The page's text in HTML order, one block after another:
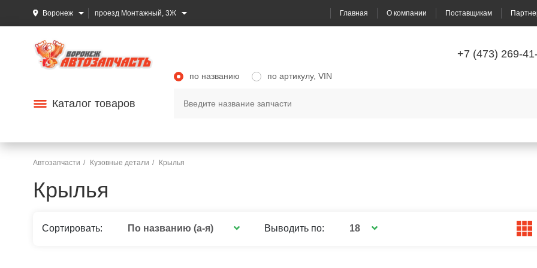
Воронеж проезд Монтажный, 3Ж Главная О компании Поставщикам
+7 (473) 269-
Каталог товаров
по названию по артикулу, VIN
Автозапчасти Кузовные детали Крылья
Крылья
Сортировать: По названию (а-я) Выводить по: 18